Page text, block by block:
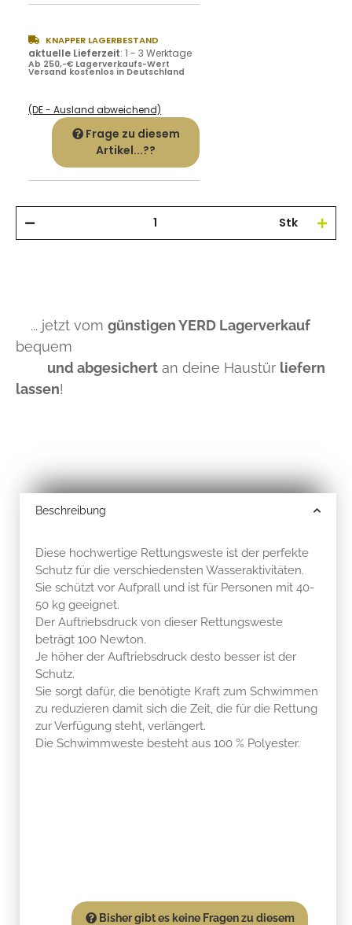
KNAPPER LAGERBESTAND
aktuelle Lieferzeit: 1 - 3 Werktage
Ab 250,-€ Lagerverkaufs-Wert
Versand kostenlos in Deutschland
(DE - Ausland abweichend)
Frage zu diesem
Artikel...??
Stk
... jetzt vom günstigen YERD Lagerverkauf
bequem
und abgesichert an deine Haustür liefern
lassen!
Beschreibung
Diese hochwertige Rettungsweste ist der perfekte
Schutz für die verschiedensten Wasseraktivitäten.
Sie schützt vor Aufprall und ist für Personen mit 40-
50 kg geeignet.
Der Auftriebsdruck von dieser Rettungsweste
beträgt 100 Newton.
Je höher der Auftriebsdruck desto besser ist der
Schutz.
Sie sorgt dafür, die benötigte Kraft zum Schwimmen
zu reduzieren damit sich die Zeit, die für die Rettung
zur Verfügung steht, verlängert.
Die Schwimmweste besteht aus 100 % Polyester.
Bisher gibt es keine Fragen zu diesem